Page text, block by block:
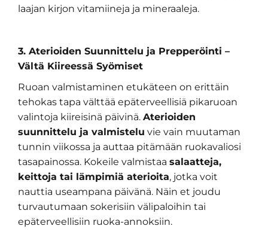
laajan kirjon vitamiineja ja mineraaleja.
3. Aterioiden Suunnittelu ja Prepperöinti –
Vältä Kiireessä Syömiset
Ruoan valmistaminen etukäteen on erittäin
tehokas tapa välttää epäterveellisiä pikaruoan
valintoja kiireisinä päivinä. Aterioiden
suunnittelu ja valmistelu vie vain muutaman
tunnin viikossa ja auttaa pitämään ruokavaliosi
tasapainossa. Kokeile valmistaa salaatteja,
keittoja tai lämpimiä aterioita, jotka voit
nauttia useampana päivänä. Näin et joudu
turvautumaan sokerisiin välipaloihin tai
epäterveellisiin ruoka-annoksiin.